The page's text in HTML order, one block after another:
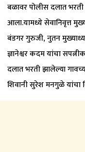
बळावर पोलीस दलात
आला.यामध्ये सेवानिवृत्त
बंडगर गुरुजी, नुतन
ज्ञानेश्वर कदम यांचा
दलात भरती झालेल्या
शिवानी सुरेश मनगुळे